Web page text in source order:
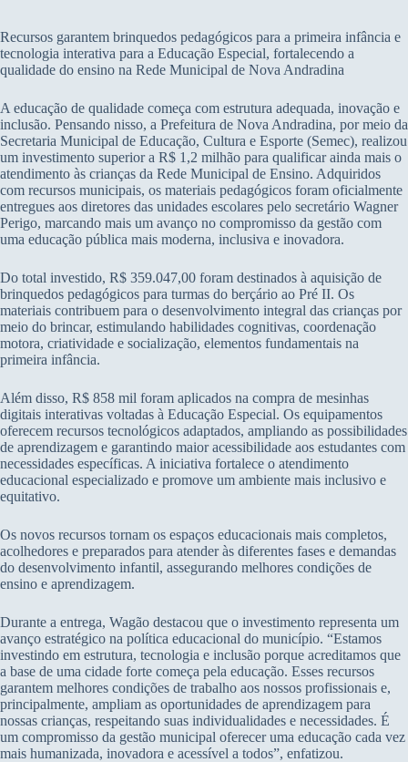
Recursos garantem brinquedos pedagógicos para a primeira infância e
tecnologia interativa para a Educação Especial, fortalecendo a
qualidade do ensino na Rede Municipal de Nova Andradina
A educação de qualidade começa com estrutura adequada, inovação e
inclusão. Pensando nisso, a Prefeitura de Nova Andradina, por meio da
Secretaria Municipal de Educação, Cultura e Esporte (Semec), realizou
um investimento superior a R$ 1,2 milhão para qualificar ainda mais o
atendimento às crianças da Rede Municipal de Ensino. Adquiridos
com recursos municipais, os materiais pedagógicos foram oficialmente
entregues aos diretores das unidades escolares pelo secretário Wagner
Perigo, marcando mais um avanço no compromisso da gestão com
uma educação pública mais moderna, inclusiva e inovadora.
Do total investido, R$ 359.047,00 foram destinados à aquisição de
brinquedos pedagógicos para turmas do berçário ao Pré II. Os
materiais contribuem para o desenvolvimento integral das crianças por
meio do brincar, estimulando habilidades cognitivas, coordenação
motora, criatividade e socialização, elementos fundamentais na
primeira infância.
Além disso, R$ 858 mil foram aplicados na compra de mesinhas
digitais interativas voltadas à Educação Especial. Os equipamentos
oferecem recursos tecnológicos adaptados, ampliando as possibilidades
de aprendizagem e garantindo maior acessibilidade aos estudantes com
necessidades específicas. A iniciativa fortalece o atendimento
educacional especializado e promove um ambiente mais inclusivo e
equitativo.
Os novos recursos tornam os espaços educacionais mais completos,
acolhedores e preparados para atender às diferentes fases e demandas
do desenvolvimento infantil, assegurando melhores condições de
ensino e aprendizagem.
Durante a entrega, Wagão destacou que o investimento representa um
avanço estratégico na política educacional do município. “Estamos
investindo em estrutura, tecnologia e inclusão porque acreditamos que
a base de uma cidade forte começa pela educação. Esses recursos
garantem melhores condições de trabalho aos nossos profissionais e,
principalmente, ampliam as oportunidades de aprendizagem para
nossas crianças, respeitando suas individualidades e necessidades. É
um compromisso da gestão municipal oferecer uma educação cada vez
mais humanizada, inovadora e acessível a todos”, enfatizou.